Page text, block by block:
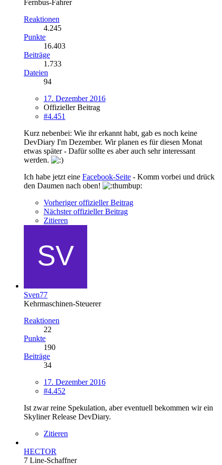
Fernbus-Fahrer
Reaktionen
4.245
Punkte
16.403
Beiträge
1.733
Dateien
94
17. Dezember 2016
Offizieller Beitrag
#4.451
Kurz nebenbei: Wie ihr erkannt habt, gab es noch keine
DevDiary I'm Dezember. Wir planen es für diesen Monat
etwas später - Dafür sollte es aber auch sehr interessant
werden.
Ich habe jetzt eine Facebook-Seite - Komm vorbei und drück
den Daumen nach oben!
Vorheriger offizieller Beitrag
Nächster offizieller Beitrag
Zitieren
Sven77
Kehrmaschinen-Steuerer
Reaktionen
22
Punkte
190
Beiträge
34
17. Dezember 2016
#4.452
Ist zwar reine Spekulation, aber eventuell bekommen wir ein
Skyliner Release DevDiary.
Zitieren
HECTOR
7 Line-Schaffner